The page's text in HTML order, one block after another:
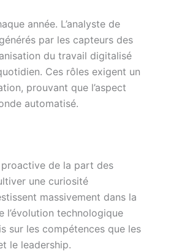
année. L’analyste de
par les capteurs des
du travail digitalisé
Ces rôles exigent un
prouvant que l’aspect
automatisé.
de la part des
une curiosité
massivement dans la
l’évolution technologique
sur les compétences que les
le leadership.